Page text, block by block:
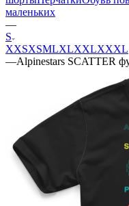
маленьких
—
S
XXSXSMLXLXXLXXXL
—Alpinestars SCATTER